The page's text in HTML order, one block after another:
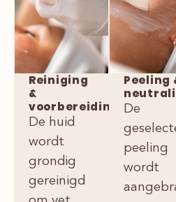
Reiniging
&
voorbereiding
De huid
wordt
grondig
gereinigd
Peeling
De
peeling
wordt